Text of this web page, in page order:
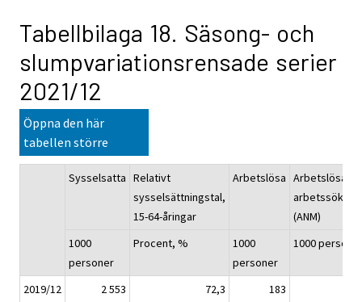
Tabellbilaga 18. Säsong- och
slumpvariationsrensade serier
2021/12
Öppna den här
tabellen större
Sysselsatta Relativt
sysselsättningstal,
15-64-åringar
Arbetslösa Arbetslösa
(ANM)
1000
personer
Procent, %
1000
personer
1000
2019/12 2 553 72,3 183